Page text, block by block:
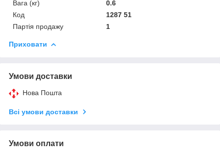
Вага (кг)
0.6
Код
1287 51
Партія продажу
1
Приховати
Умови доставки
Нова Пошта
Всі умови доставки
Умови оплати